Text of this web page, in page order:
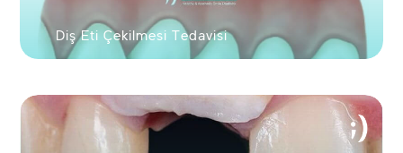
Google ile devam
Facebook ile
devam et
Diş Eti Çekilmesi Tedavisi